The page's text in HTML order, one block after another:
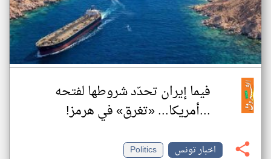
فيما إيران تحدّد شروطها لفتحه
...أمريكا... «تغرق» في هرمز!
اخبار تونس
Politics